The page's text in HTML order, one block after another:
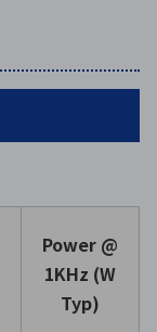
Power @
1KHz (W
Typ)